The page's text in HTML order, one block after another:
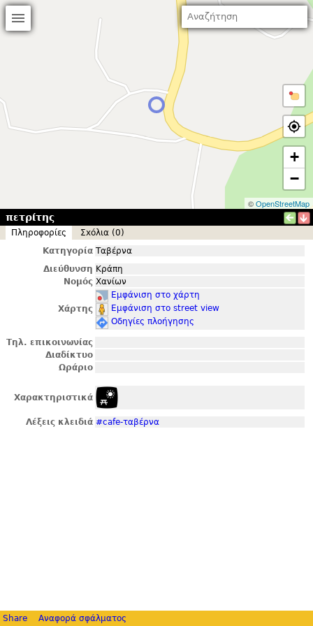
+
−
©OpenStreetMap
πετρίτης
Πληροφορίες
Σxόλια (0)
Κατηγορία Ταβέρνα
Διεύθυνση Κράπη
Νομός Χανίων
Χάρτης
Εμφάνιση στο χάρτη
Εμφάνιση στο street view
Οδηγίες πλοήγησης
Τηλ. επικοινωνίας
Διαδίκτυο
Ωράριο
Χαρακτηριστικά
Λέξεις κλειδιά #cafe-ταβέρνα
Share Αναφορά σφάλματος